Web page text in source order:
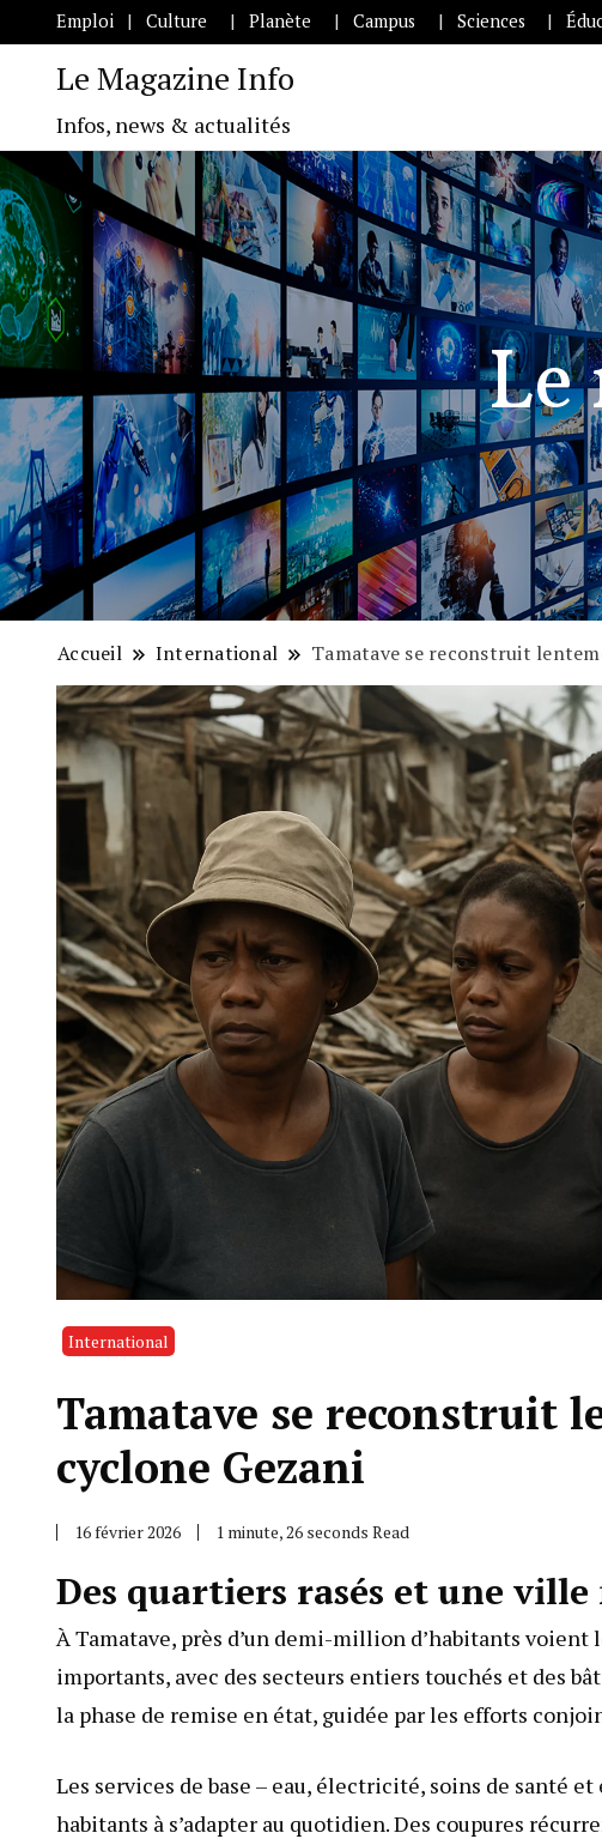
Emploi Culture Planète Campus Sciences
Le Magazine Info
Infos, news & actualités
Accueil International Tamatave se reconstruit
International
Tamatave se reconstruit
cyclone Gezani
16 février 2026 1 minute, 26 seconds Read
Des quartiers rasés et une
À Tamatave, près d’un demi-million d’habitants voient
importants, avec des secteurs entiers touchés et des
la phase de remise en état, guidée par les efforts
Les services de base – eau, électricité, soins de santé
habitants à s’adapter au quotidien. Des coupures